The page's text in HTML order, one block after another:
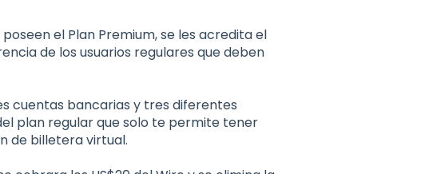
el Plan Premium, se les acredita el
de los usuarios regulares que deben
cuentas bancarias y tres diferentes
plan regular que solo te permite tener
de billetera virtual.